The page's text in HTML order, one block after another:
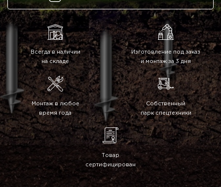
Всегда в наличии
на складе
Изготовление под заказ
и монтаж за 3 дня
Монтаж в любое
время года
Собственный
парк спецтехники
Товар
сертифицирован